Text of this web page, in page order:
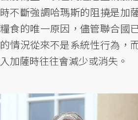
時不斷強調哈瑪斯的阻撓是加
糧食的唯一原因，儘管聯合國
的情況從來不是系統性行為，
入加薩時往往會減少或消失。